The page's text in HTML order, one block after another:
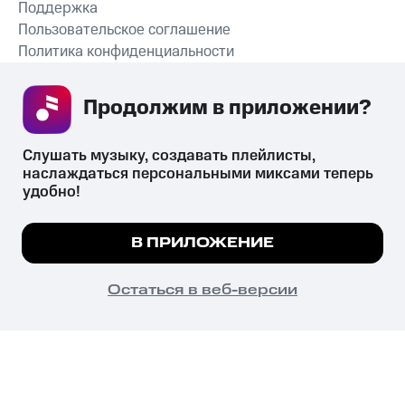
СКАЧАТЬ ПРИЛОЖЕНИЕ
Поддержка
Пользовательское соглашение
Политика конфиденциальности
психотропных веществ, их аналогов причиняет вред здоровью,
их незаконный оборот запрещён и влечёт установленную
законодательством ответственность.
© 2026 ООО «КИОН».
Все права защищены
Мы используем куки, чтобы на сайте все
Подробнее
ПОНЯТНО
Слушать музыку, создавать плейлисты,
наслаждаться персональными миксами теперь
удобно!
В ПРИЛОЖЕНИЕ
Остаться в веб-версии